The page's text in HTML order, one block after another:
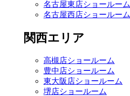
名古屋東店ショールーム
名古屋西店ショールーム
関西エリア
高槻店ショールーム
豊中店ショールーム
東大阪店ショールーム
堺店ショールーム